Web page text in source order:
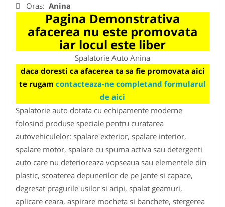
Oras: Anina
Pagina Demonstrativa
afacerea nu este promovata
iar locul este liber
Spalatorie Auto Anina
daca doresti ca afacerea ta sa fie promovata aici
te rugam contacteaza-ne completand formularul
de aici
Spalatorie auto dotata cu echipamente moderne
folosind produse speciale pentru curatarea
autovehiculelor: spalare exterior, spalare interior,
spalare motor, spalare cu spuma activa sau detergenti
auto care nu deterioreaza vopseaua sau elementele din
plastic, scoaterea depunerilor de pe jante si capace,
degresat pragurile usilor si aripi, spalat geamuri,
aplicare ceara, aspirare mocheta si banchete, stergerea